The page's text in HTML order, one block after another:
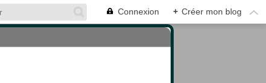
Connexion + Créer mon blog